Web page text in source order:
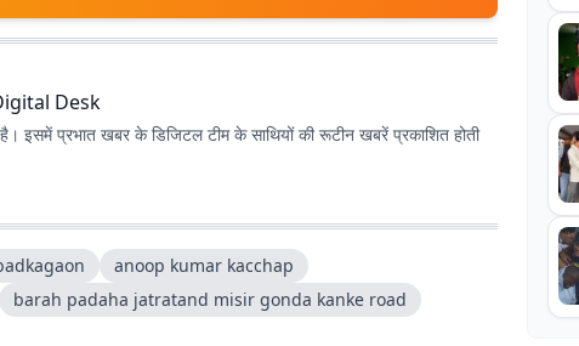
Desk
इसमें प्रभात खबर के डिजिटल टीम के साथियों की रूटीन खबरें प्रकाशित होती
anoop kumar kacchap
barah padaha jatratand misir gonda kanke road